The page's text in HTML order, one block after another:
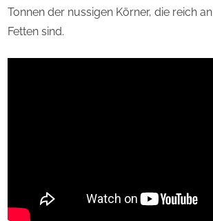
Tonnen der nussigen Körner, die reich
Fetten sind.